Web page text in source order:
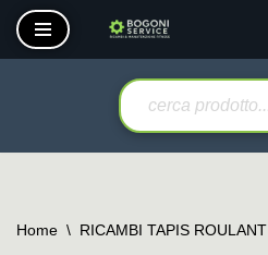
Vai
Home \ RICAMBI TAPIS